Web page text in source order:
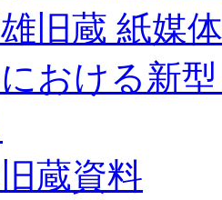
旧蔵 紙媒
おける新
蔵資料